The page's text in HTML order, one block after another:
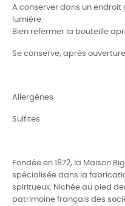
A conserver dans un endroit
lumière.
Bien refermer la bouteille
Se conserve, après
Allergènes
Sulfites
Fondée en 1872, la Maison
spécialisée dans la
spiritueux. Nichée au pied
patrimoine français des